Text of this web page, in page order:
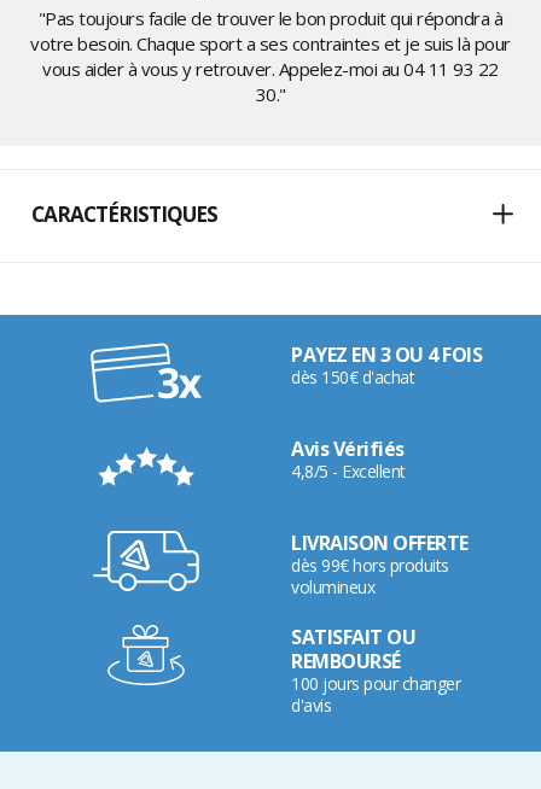
"Pas toujours facile de trouver le bon produit qui répondra à
votre besoin. Chaque sport a ses contraintes et je suis là pour
vous aider à vous y retrouver. Appelez-moi au04 11 93 22
30."
CARACTÉRISTIQUES
PAYEZ EN 3 OU 4 FOIS
dès 150€ d'achat
Avis Vérifiés
4,8/5 - Excellent
LIVRAISON OFFERTE
dès 99€ hors produits
volumineux
SATISFAIT OU
REMBOURSÉ
100 jours pour changer
d'avis